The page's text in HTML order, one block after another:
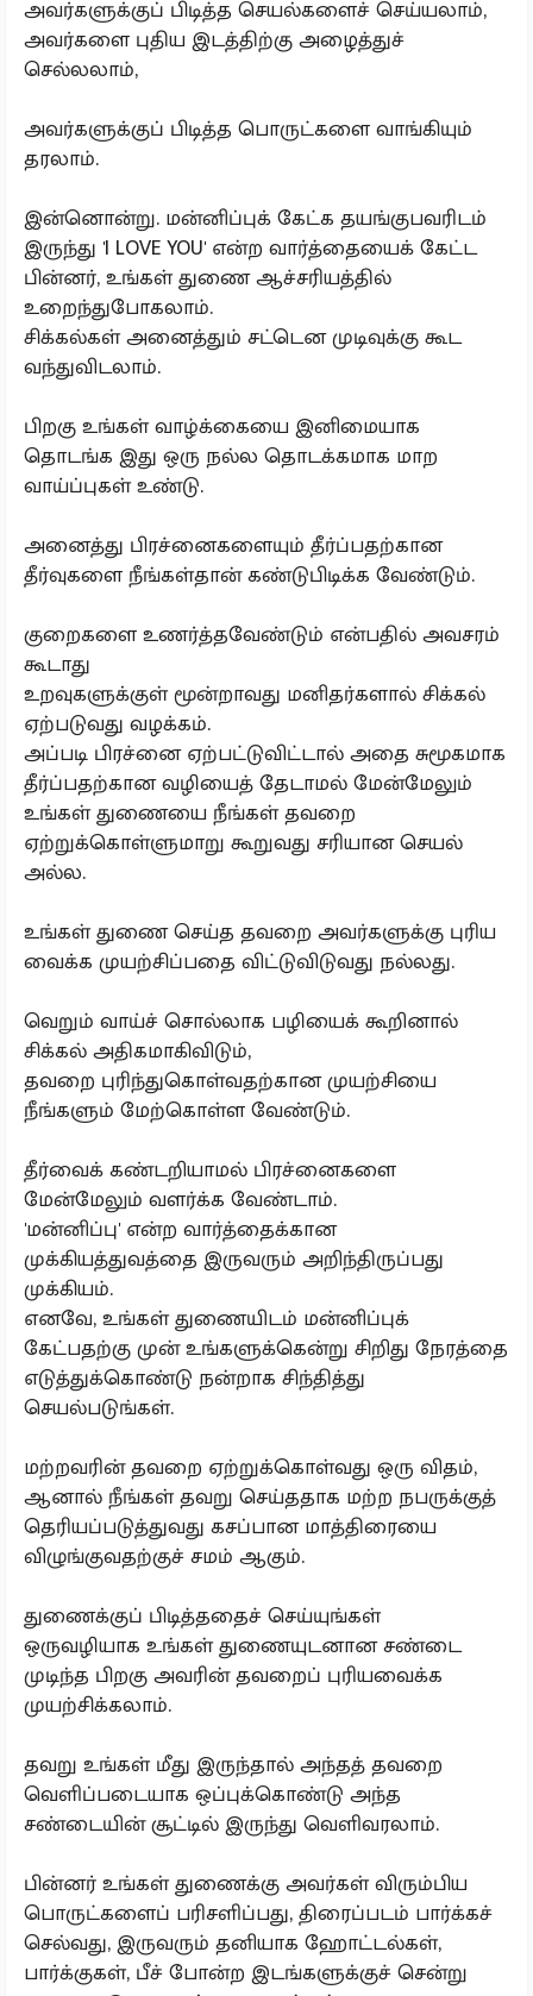
அவர்களுக்குப் பிடித்த செயல்களைச் செய்யலாம்,
அவர்களை புதிய இடத்திற்கு அழைத்துச்
செல்லலாம்,
அவர்களுக்குப் பிடித்த பொருட்களை வாங்கியும்
தரலாம்.
இன்னொன்று. மன்னிப்புக் கேட்க தயங்குபவரிடம்
இருந்து 'I LOVE YOU' என்ற வார்த்தையைக் கேட்ட
பின்னர், உங்கள் துணை ஆச்சரியத்தில்
உறைந்துபோகலாம்.
சிக்கல்கள் அனைத்தும் சட்டென முடிவுக்கு கூட
வந்துவிடலாம்.
பிறகு உங்கள் வாழ்க்கையை இனிமையாக
தொடங்க இது ஒரு நல்ல தொடக்கமாக மாற
வாய்ப்புகள் உண்டு.
அனைத்து பிரச்னைகளையும் தீர்ப்பதற்கான
தீர்வுகளை நீங்கள்தான் கண்டுபிடிக்க வேண்டும்.
குறைகளை உணர்த்தவேண்டும் என்பதில் அவசரம்
கூடாது
உறவுகளுக்குள் மூன்றாவது மனிதர்களால் சிக்கல்
ஏற்படுவது வழக்கம்.
அப்படி பிரச்னை ஏற்பட்டுவிட்டால் அதை சுமூகமாக
தீர்ப்பதற்கான வழியைத் தேடாமல் மேன்மேலும்
உங்கள் துணையை நீங்கள் தவறை
ஏற்றுக்கொள்ளுமாறு கூறுவது சரியான செயல்
அல்ல.
உங்கள் துணை செய்த தவறை அவர்களுக்கு புரிய
வைக்க முயற்சிப்பதை விட்டுவிடுவது நல்லது.
வெறும் வாய்ச் சொல்லாக பழியைக் கூறினால்
சிக்கல் அதிகமாகிவிடும்,
தவறை புரிந்துகொள்வதற்கான முயற்சியை
நீங்களும் மேற்கொள்ள வேண்டும்.
தீர்வைக் கண்டறியாமல் பிரச்னைகளை
மேன்மேலும் வளர்க்க வேண்டாம்.
'மன்னிப்பு' என்ற வார்த்தைக்கான
முக்கியத்துவத்தை இருவரும் அறிந்திருப்பது
முக்கியம்.
எனவே, உங்கள் துணையிடம் மன்னிப்புக்
கேட்பதற்கு முன் உங்களுக்கென்று சிறிது நேரத்தை
எடுத்துக்கொண்டு நன்றாக சிந்தித்து
செயல்படுங்கள்.
மற்றவரின் தவறை ஏற்றுக்கொள்வது ஒரு விதம்,
ஆனால் நீங்கள் தவறு செய்ததாக மற்ற நபருக்குத்
தெரியப்படுத்துவது கசப்பான மாத்திரையை
விழுங்குவதற்குச் சமம் ஆகும்.
துணைக்குப் பிடித்ததைச் செய்யுங்கள்
ஒருவழியாக உங்கள் துணையுடனான சண்டை
முடிந்த பிறகு அவரின் தவறைப் புரியவைக்க
முயற்சிக்கலாம்.
தவறு உங்கள் மீது இருந்தால் அந்தத் தவறை
வெளிப்படையாக ஒப்புக்கொண்டு அந்த
சண்டையின் சூட்டில் இருந்து வெளிவரலாம்.
பின்னர் உங்கள் துணைக்கு அவர்கள் விரும்பிய
பொருட்களைப் பரிசளிப்பது, திரைப்படம் பார்க்கச்
செல்வது, இருவரும் தனியாக ஹோட்டல்கள்,
பார்க்குகள், பீச் போன்ற இடங்களுக்குச் சென்று